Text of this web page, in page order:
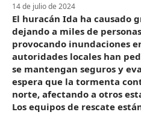
14 de julio de 2024
El huracán Ida ha causado
dejando a miles de
provocando inundaciones
autoridades locales han
se mantengan seguros y
espera que la tormenta
norte, afectando a otros
Los equipos de rescate